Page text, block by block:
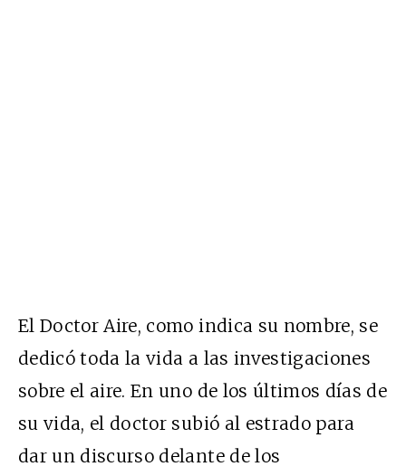
El Doctor Aire, como indica su nombre, se
dedicó toda la vida a las investigaciones
sobre el aire. En uno de los últimos días de
su vida, el doctor subió al estrado para
dar un discurso delante de los